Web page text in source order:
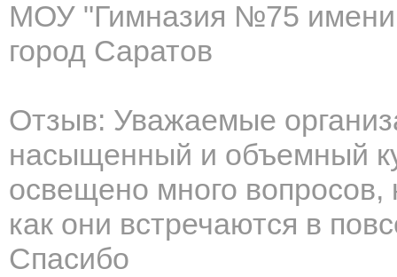
МОУ "Гимназия №75
город Саратов
Отзыв: Уважаемые
насыщенный и объемный
освещено много вопросов,
как они встречаются в
Спасибо